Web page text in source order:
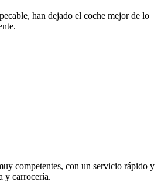
han dejado el coche mejor de lo
competentes, con un servicio rápido y
y carrocería.